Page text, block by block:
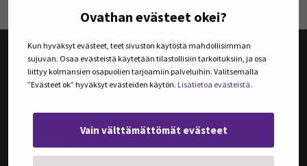
Ovathan evästeet okei?
Kun hyväksyt evästeet, teet sivuston käytöstä mahdollisimman
sujuvan. Osaa evästeistä käytetään tilastollisiin tarkoituksiin, ja osa
liittyy kolmansien osapuolien tarjoamiin palveluihin. Valitsemalla
”Evästeet ok” hyväksyt evästeiden käytön. Lisätietoa evästeistä.
Vain välttämättömät evästeet
@SEAMK-VERKKOLEHTI
Kirjoittajan ohjeet | Instructions for authors